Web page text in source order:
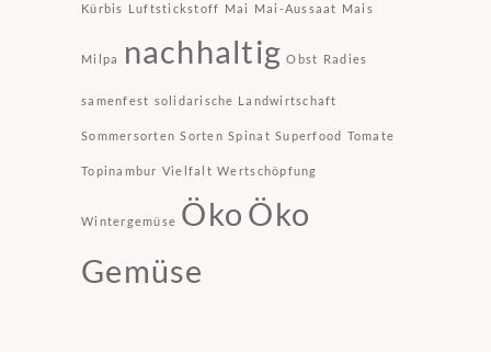
Kürbis Luftstickstoff Mai Mai-Aussaat Mais
Milpa nachhaltig Obst Radies
samenfest solidarische Landwirtschaft
Sommersorten Sorten Spinat Superfood Tomate
Topinambur Vielfalt Wertschöpfung
Wintergemüse Öko Öko
Gemüse